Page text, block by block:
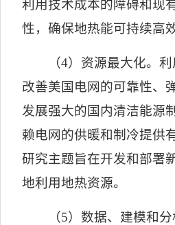
利用技术成本的障碍和现
性，确保地热能可持续高
（4）资源最大化。 利
改善美国电网的可靠性、
发展强大的国内清洁能源
赖电网的供暖和制冷提供
研究主题旨在开发和部署
地利用地热资源。
（5）数据、建模和分